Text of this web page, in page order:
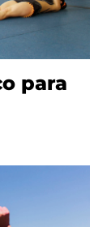
para